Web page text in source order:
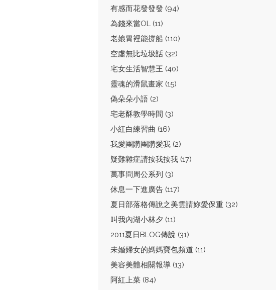
有感而花發發發 (94)
為錢來當OL (11)
老娘胃裡能撐船 (110)
空虛無比垃圾話 (32)
宅女生活智慧王 (40)
靈魂的滑鼠畫家 (15)
偽朵朵小語 (2)
宅老酥教學時間 (3)
小紅白練習曲 (16)
我愛團購團購愛我 (2)
疑難雜症請按我按我 (17)
萬事問周公系列 (3)
休息一下進廣告 (117)
夏日部落格傳說之美雲請妳愛保重 (32)
叫我內湖小林夕 (11)
2011夏日BLOG傳說 (31)
未婚婦女的媽媽寶包頻道 (11)
美容美體相關報導 (13)
阿紅上菜 (84)